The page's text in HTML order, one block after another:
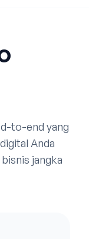
to-end yang
Anda
jangka